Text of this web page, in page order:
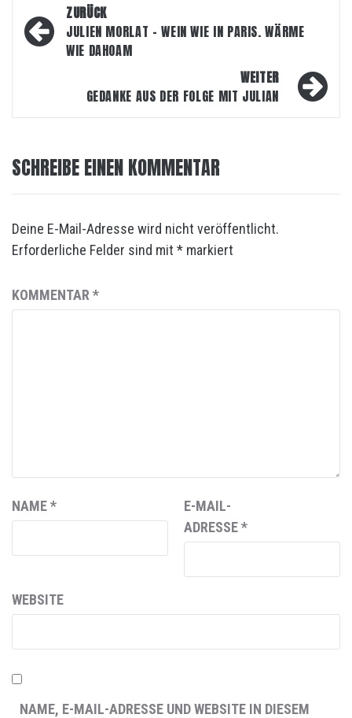
Beitragsnavigation
ZURÜCK
JULIEN MORLAT – WEIN WIE IN PARIS. WÄRME
WIE DAHOAM
WEITER
GEDANKE AUS DER FOLGE MIT JULIAN
SCHREIBE EINEN KOMMENTAR
Deine E-Mail-Adresse wird nicht veröffentlicht.
Erforderliche Felder sind mit * markiert
KOMMENTAR *
NAME*
E-MAIL-
ADRESSE*
WEBSITE
NAME, E-MAIL-ADRESSE UND WEBSITE IN DIESEM